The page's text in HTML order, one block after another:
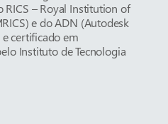
– Royal Institution of
e do ADN (Autodesk
certificado em
Instituto de Tecnologia